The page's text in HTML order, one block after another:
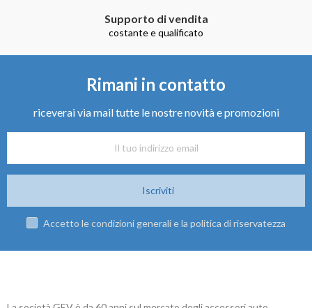
Supporto di vendita
costante e qualificato
Rimani in contatto
riceverai via mail tutte le nostre novità e promozioni
Iscriviti
Accetto le condizioni generali e la politica di riservatezza